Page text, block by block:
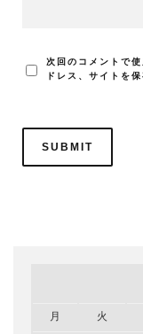
次回のコメントで
ドレス、サイトを保
月 火